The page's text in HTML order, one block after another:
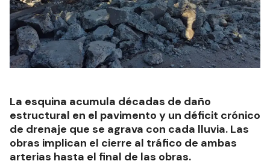
La esquina acumula décadas de daño
estructural en el pavimento y un déficit crónico
de drenaje que se agrava con cada lluvia. Las
obras implican el cierre al tráfico de ambas
arterias hasta el final de las obras.